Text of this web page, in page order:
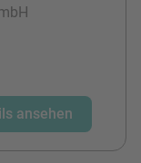
ansehen